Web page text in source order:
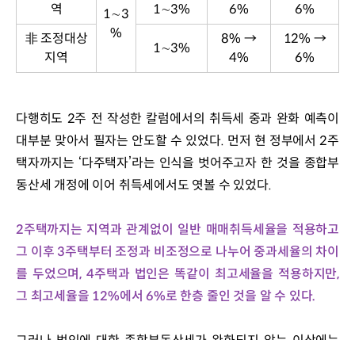
역
1∼3
%
1∼3%
6%
6%
非 조정대상
지역
1∼3%
8% →
4%
12% →
6%
다행히도 2주 전 작성한 칼럼에서의 취득세 중과 완화 예측이
대부분 맞아서 필자는 안도할 수 있었다. 먼저 현 정부에서 2주
택자까지는 ‘다주택자’라는 인식을 벗어주고자 한 것을 종합부
동산세 개정에 이어 취득세에서도 엿볼 수 있었다.
2주택까지는 지역과 관계없이 일반 매매취득세율을 적용하고
그 이후 3주택부터 조정과 비조정으로 나누어 중과세율의 차이
를 두었으며, 4주택과 법인은 똑같이 최고세율을 적용하지만,
그 최고세율을 12%에서 6%로 한층 줄인 것을 알 수 있다.